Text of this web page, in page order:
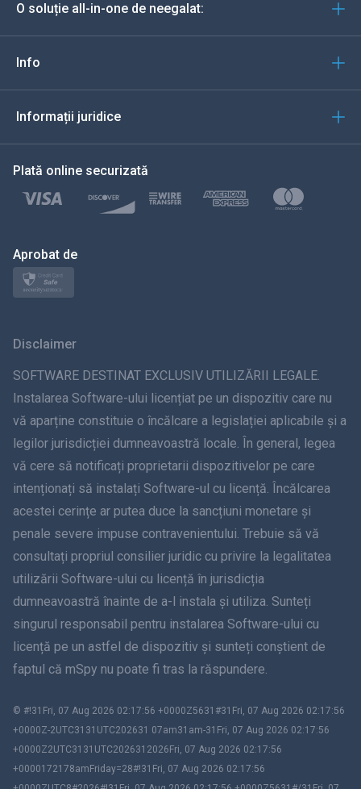
Türkçe
Polski
ภาษาไทย
Dansk
हिंदी
עברית
Română
Ελληνικά
Việt Tiếng
繁體中文
Slovenia
O soluție all-in-one de neegalat:
Info
Informații juridice
Plată online securizată
Aprobat de
Disclaimer
SOFTWARE DESTINAT EXCLUSIV UTILIZĂRII LEGALE.
Instalarea Software-ului licențiat pe un dispozitiv care nu
vă aparține constituie o încălcare a legislației aplicabile și a
legilor jurisdicției dumneavoastră locale. În general, legea
vă cere să notificați proprietarii dispozitivelor pe care
intenționați să instalați Software-ul cu licență. Încălcarea
acestei cerințe ar putea duce la sancțiuni monetare și
penale severe impuse contravenientului. Trebuie să vă
consultați propriul consilier juridic cu privire la legalitatea
utilizării Software-ului cu licență în jurisdicția
dumneavoastră înainte de a-l instala și utiliza. Sunteți
singurul responsabil pentru instalarea Software-ului cu
licență pe un astfel de dispozitiv și sunteți conștient de
faptul că mSpy nu poate fi tras la răspundere.
© #!31Fri, 07 Aug 2026 02:17:56 +0000Z5631#31Fri, 07 Aug 2026 02:17:56
+0000Z-2UTC3131UTC202631 07am31am-31Fri, 07 Aug 2026 02:17:56
+0000Z2UTC3131UTC2026312026Fri, 07 Aug 2026 02:17:56
+0000172178amFriday=28#!31Fri, 07 Aug 2026 02:17:56